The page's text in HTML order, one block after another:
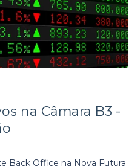
na Câmara B3 -
Back Office na Nova Futura